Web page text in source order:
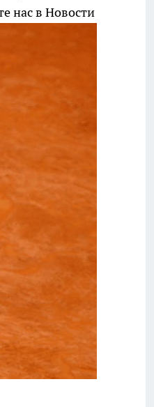
нас в Новости